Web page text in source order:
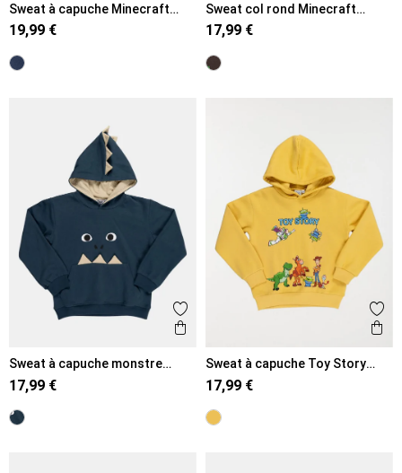
Sweat à capuche Minecraft
garçon (6-12A)
19,99 €
Sweat col rond Minecraft
garçon (6-12A)
17,99 €
Ajouter aux favoris
Aperçu rapide
Sweat à capuche monstre
garçon (3-8A)
17,99 €
Sweat à capuche Toy Story
garçon (3-8A)
17,99 €